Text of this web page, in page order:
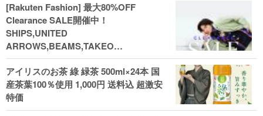
[Rakuten Fashion] 最大80%OFF
Clearance SALE開催中！
SHIPS,UNITED
ARROWS,BEAMS,TAKEO
KIKUCHI,COACH,MICHAEL KORSなど
(202602)
アイリスのお茶 綠 緑茶 500ml×24本 国
産茶葉100％使用 1,000円 送料込 超激安
特価